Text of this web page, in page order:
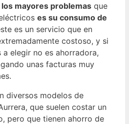
los mayores problemas que
es su consumo de
es un servicio que en
costoso, y si
elegir no es ahorradora,
unas facturas muy
diversos modelos de
que suelen costar un
pero que tienen ahorro de